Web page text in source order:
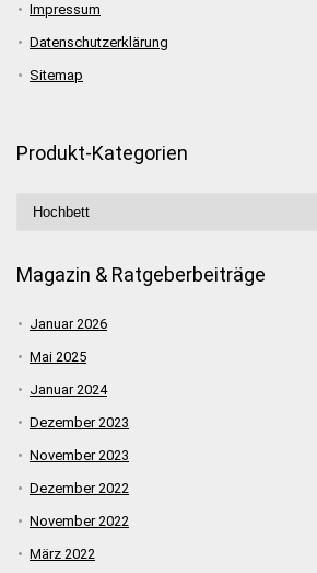
Impressum
Datenschutzerklärung
Sitemap
Produkt-Kategorien
Magazin & Ratgeberbeiträge
Januar 2026
Mai 2025
Januar 2024
Dezember 2023
November 2023
Dezember 2022
November 2022
März 2022